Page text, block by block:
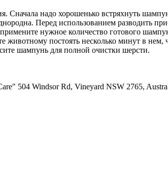
Сначала надо хорошенько встряхнуть
Перед использованием разводить
нужное количество готового
животному постоять несколько минут в
шампунь для полной очистки шерсти.
504 Windsor Rd, Vineyard NSW 2765,